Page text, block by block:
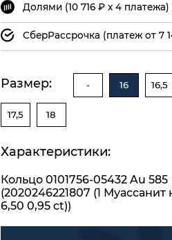
Долями (10 716 ₽ х 4 платежа)
СберРассрочка (платеж от 7
Размер: - 16 16,5
17,5 18
Характеристики:
Кольцо 0101756-05432 Au 585
(2020246221807 (1 Муассанит
6,50 0,95 ct))